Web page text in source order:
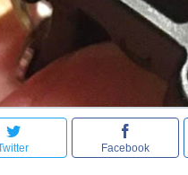
Facebook